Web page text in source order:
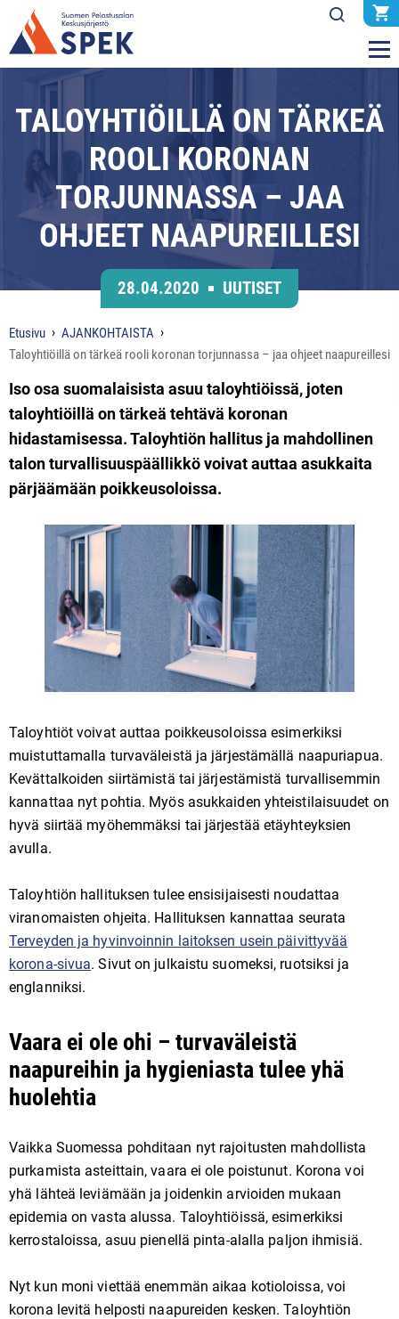
TALOYHTIÖILLÄ ON TÄRKEÄ
ROOLI KORONAN
TORJUNNASSA – JAA
OHJEET NAAPUREILLESI
28.04.2020 UUTISET
Etusivu
AJANKOHTAISTA
Taloyhtiöillä on tärkeä rooli koronan torjunnassa – jaa ohjeet naapureillesi
Iso osa suomalaisista asuu taloyhtiöissä, joten
taloyhtiöillä on tärkeä tehtävä koronan
hidastamisessa. Taloyhtiön hallitus ja mahdollinen
talon turvallisuuspäällikkö voivat auttaa asukkaita
pärjäämään poikkeusoloissa.
Taloyhtiöt voivat auttaa poikkeusoloissa esimerkiksi
muistuttamalla turvaväleistä ja järjestämällä naapuriapua.
Kevättalkoiden siirtämistä tai järjestämistä turvallisemmin
kannattaa nyt pohtia. Myös asukkaiden yhteistilaisuudet on
hyvä siirtää myöhemmäksi tai järjestää etäyhteyksien
avulla.
Taloyhtiön hallituksen tulee ensisijaisesti noudattaa
viranomaisten ohjeita. Hallituksen kannattaa seurata
Terveyden ja hyvinvoinnin laitoksen usein päivittyvää
korona-sivua. Sivut on julkaistu suomeksi, ruotsiksi ja
englanniksi.
Vaara ei ole ohi – turvaväleistä
naapureihin ja hygieniasta tulee yhä
huolehtia
Vaikka Suomessa pohditaan nyt rajoitusten mahdollista
purkamista asteittain, vaara ei ole poistunut. Korona voi
yhä lähteä leviämään ja joidenkin arvioiden mukaan
epidemia on vasta alussa. Taloyhtiöissä, esimerkiksi
kerrostaloissa, asuu pienellä pinta-alalla paljon ihmisiä.
Nyt kun moni viettää enemmän aikaa kotioloissa, voi
korona levitä helposti naapureiden kesken. Taloyhtiön